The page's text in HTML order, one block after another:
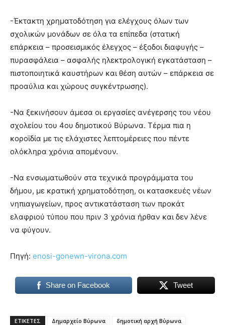
-Έκτακτη χρηματοδότηση για ελέγχους όλων των
σχολικών μονάδων σε όλα τα επίπεδα (στατική
επάρκεια – προσεισμικός έλεγχος – έξοδοι διαφυγής –
πυρασφάλεια – ασφαλής ηλεκτρολογική εγκατάσταση –
πιστοποιητικά καυστήρων και θέση αυτών – επάρκεια σε
προαύλια και χώρους συγκέντρωσης).
-Να ξεκινήσουν άμεσα οι εργασίες ανέγερσης του νέου
σχολείου του 4ου δημοτικού Βύρωνα. Τέρμα πια η
κοροϊδία με τις ελάχιστες λεπτομέρειες που πέντε
ολόκληρα χρόνια απομένουν.
-Να ενσωματωθούν στα τεχνικά προγράμματα του
δήμου, με κρατική χρηματοδότηση, οι κατασκευές νέων
νηπιαγωγείων, προς αντικατάσταση των προκάτ
ελαφριού τύπου που πριν 3 χρόνια ήρθαν και δεν λένε
να φύγουν.
Πηγή: enosi-gonewn-virona.com
Share on Facebook Tweet
ΕΤΙΚΕΤΕΣ Δημαρχείο Βύρωνα
δημοτική αρχή Βύρωνα